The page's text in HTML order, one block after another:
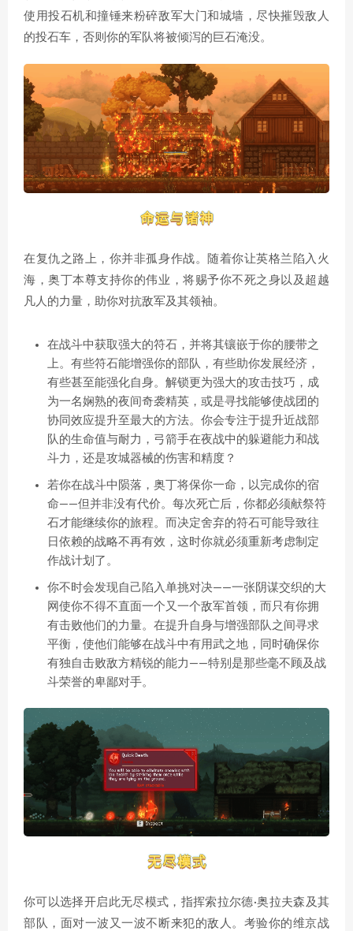
使用投石机和撞锤来粉碎敌军大门和城墙，尽快摧毁敌人
的投石车，否则你的军队将被倾泻的巨石淹没。
在复仇之路上，你并非孤身作战。随着你让英格兰陷入火
海，奥丁本尊支持你的伟业，将赐予你不死之身以及超越
凡人的力量，助你对抗敌军及其领袖。
在战斗中获取强大的符石，并将其镶嵌于你的腰带之
上。有些符石能增强你的部队，有些助你发展经济，
有些甚至能强化自身。解锁更为强大的攻击技巧，成
为一名娴熟的夜间奇袭精英，或是寻找能够使战团的
协同效应提升至最大的方法。你会专注于提升近战部
队的生命值与耐力，弓箭手在夜战中的躲避能力和战
斗力，还是攻城器械的伤害和精度？
若你在战斗中陨落，奥丁将保你一命，以完成你的宿
命——但并非没有代价。每次死亡后，你都必须献祭符
石才能继续你的旅程。而决定舍弃的符石可能导致往
日依赖的战略不再有效，这时你就必须重新考虑制定
作战计划了。
你不时会发现自己陷入单挑对决——一张阴谋交织的大
网使你不得不直面一个又一个敌军首领，而只有你拥
有击败他们的力量。在提升自身与增强部队之间寻求
平衡，使他们能够在战斗中有用武之地，同时确保你
有独自击败敌方精锐的能力——特别是那些毫不顾及战
斗荣誉的卑鄙对手。
你可以选择开启此无尽模式，指挥索拉尔德·奥拉夫森及其
部队，面对一波又一波不断来犯的敌人。考验你的维京战